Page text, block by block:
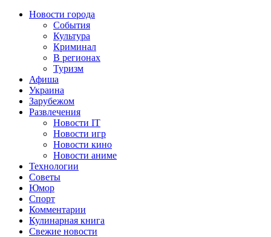
Новости города
События
Культура
Криминал
В регионах
Туризм
Афиша
Украина
Зарубежом
Развлечения
Новости IT
Новости игр
Новости кино
Новости аниме
Технологии
Советы
Юмор
Спорт
Комментарии
Кулинарная книга
Свежие новости